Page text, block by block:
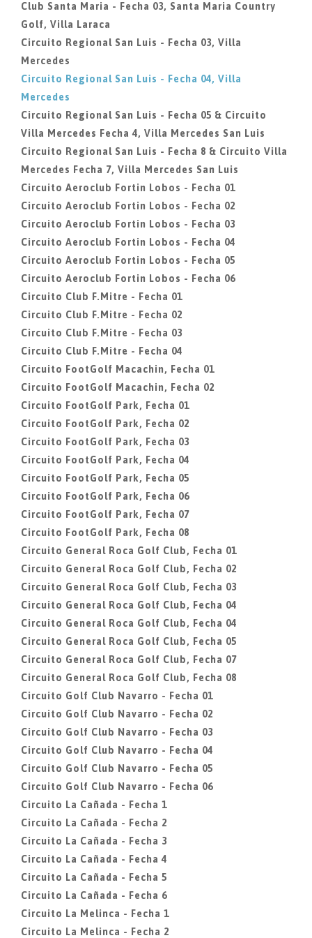
Club Santa Maria - Fecha 03, Santa Maria Country
Golf, Villa Laraca
Circuito Regional San Luis - Fecha 03, Villa
Mercedes
Circuito Regional San Luis - Fecha 04, Villa
Mercedes
Circuito Regional San Luis - Fecha 05 & Circuito
Villa Mercedes Fecha 4, Villa Mercedes San Luis
Circuito Regional San Luis - Fecha 8 & Circuito Villa
Mercedes Fecha 7, Villa Mercedes San Luis
Circuito Aeroclub Fortin Lobos - Fecha 01
Circuito Aeroclub Fortin Lobos - Fecha 02
Circuito Aeroclub Fortin Lobos - Fecha 03
Circuito Aeroclub Fortin Lobos - Fecha 04
Circuito Aeroclub Fortin Lobos - Fecha 05
Circuito Aeroclub Fortin Lobos - Fecha 06
Circuito Club F.Mitre - Fecha 01
Circuito Club F.Mitre - Fecha 02
Circuito Club F.Mitre - Fecha 03
Circuito Club F.Mitre - Fecha 04
Circuito FootGolf Macachin, Fecha 01
Circuito FootGolf Macachin, Fecha 02
Circuito FootGolf Park, Fecha 01
Circuito FootGolf Park, Fecha 02
Circuito FootGolf Park, Fecha 03
Circuito FootGolf Park, Fecha 04
Circuito FootGolf Park, Fecha 05
Circuito FootGolf Park, Fecha 06
Circuito FootGolf Park, Fecha 07
Circuito FootGolf Park, Fecha 08
Circuito General Roca Golf Club, Fecha 01
Circuito General Roca Golf Club, Fecha 02
Circuito General Roca Golf Club, Fecha 03
Circuito General Roca Golf Club, Fecha 04
Circuito General Roca Golf Club, Fecha 04
Circuito General Roca Golf Club, Fecha 05
Circuito General Roca Golf Club, Fecha 07
Circuito General Roca Golf Club, Fecha 08
Circuito Golf Club Navarro - Fecha 01
Circuito Golf Club Navarro - Fecha 02
Circuito Golf Club Navarro - Fecha 03
Circuito Golf Club Navarro - Fecha 04
Circuito Golf Club Navarro - Fecha 05
Circuito Golf Club Navarro - Fecha 06
Circuito La Cañada - Fecha 1
Circuito La Cañada - Fecha 2
Circuito La Cañada - Fecha 3
Circuito La Cañada - Fecha 4
Circuito La Cañada - Fecha 5
Circuito La Cañada - Fecha 6
Circuito La Melinca - Fecha 1
Circuito La Melinca - Fecha 2